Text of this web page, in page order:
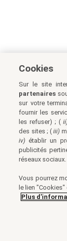
Cookies
Sur le site
partenaires
sur votre
fournir les
les refuser) ; (
des sites ; (iii)
iv) établir un
publicités
réseaux sociaux.
Vous pourrez
le lien
Plus